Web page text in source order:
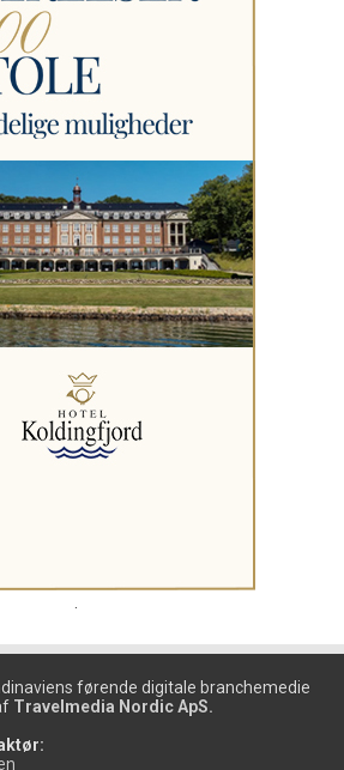
førende digitale branchemedie
Travelmedia Nordic ApS.